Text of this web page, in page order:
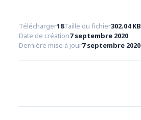
Télécharger18Taille du fichier302.04 KB
Date de création7 septembre 2020
Dernière mise à jour7 septembre 2020